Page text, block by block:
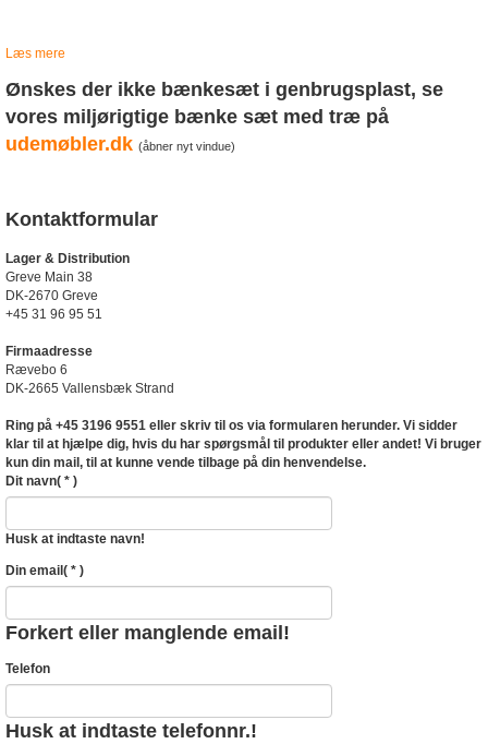
Læs mere
Ønskes der ikke bænkesæt i genbrugsplast, se
vores miljørigtige bænke sæt med træ på
udemøbler.dk (åbner nyt vindue)
Kontaktformular
Lager & Distribution
Greve Main 38
DK-2670 Greve
+45 31 96 95 51
Firmaadresse
Rævebo 6
DK-2665 Vallensbæk Strand
Ring på +45 3196 9551 eller skriv til os via formularen herunder. Vi sidder
klar til at hjælpe dig, hvis du har spørgsmål til produkter eller andet! Vi bruger
kun din mail, til at kunne vende tilbage på din henvendelse.
Dit navn( * )
Husk at indtaste navn!
Din email ( * )
Forkert eller manglende email!
Telefon
Husk at indtaste telefonnr.!